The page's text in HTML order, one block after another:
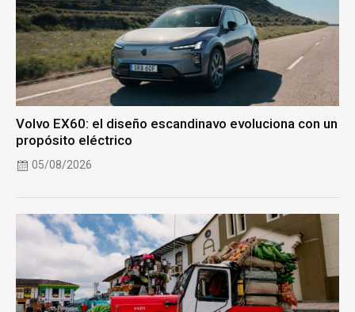
Volvo EX60: el diseño escandinavo evoluciona con un
propósito eléctrico
05/08/2026